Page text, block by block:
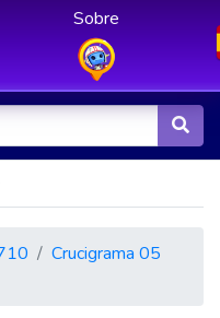
Sobre
Crucigrama 05